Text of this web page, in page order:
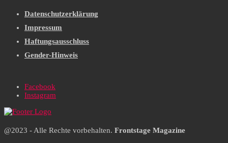
Datenschutzerklärung
Impressum
Haftungsausschluss
Gender-Hinweis
Facebook
Instagram
@2023 - Alle Rechte vorbehalten. Frontstage Magazine